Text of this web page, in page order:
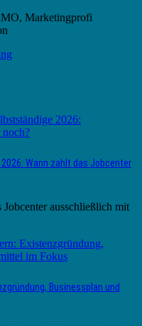
Marketingprofi
Wann zahlt das Jobcenter
ausschließlich mit
Businessplan und